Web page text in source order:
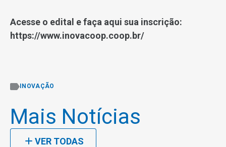
Acesse o edital e faça aqui sua inscrição:
https://www.inovacoop.coop.br/
INOVAÇÃO
Mais Notícias
VER TODAS